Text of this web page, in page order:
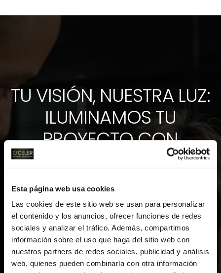
Esta página web usa cookies
Las cookies de este sitio web se usan para personalizar
el contenido y los anuncios, ofrecer funciones de redes
sociales y analizar el tráfico. Además, compartimos
información sobre el uso que haga del sitio web con
nuestros partners de redes sociales, publicidad y análisis
web, quienes pueden combinarla con otra información
TU VISIÓN, NUESTRA LUZ:
ILUMINAMOS TU
PROYECTO CON
PRECISIÓN Y
CREATIVIDAD.
Desde la planificación hasta la
ejecución, te acompañamos